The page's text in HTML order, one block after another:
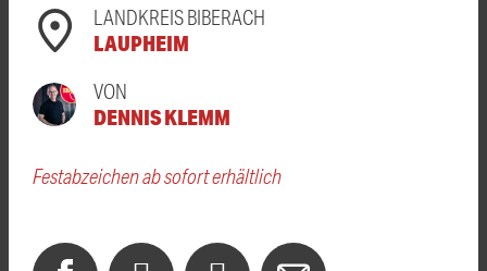
LANDKREIS BIBERACH
LAUPHEIM
VON
DENNIS KLEMM
Festabzeichen ab sofort erhältlich